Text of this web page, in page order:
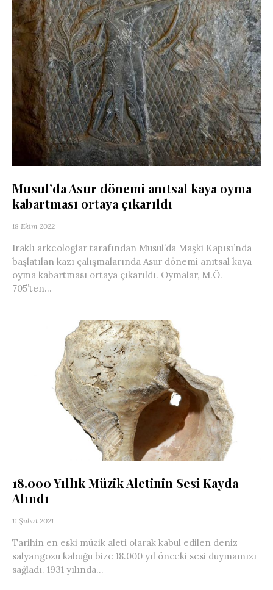
Musul’da Asur dönemi anıtsal kaya oyma
kabartması ortaya çıkarıldı
18 Ekim 2022
Iraklı arkeologlar tarafından Musul’da Maşki Kapısı’nda
başlatılan kazı çalışmalarında Asur dönemi anıtsal kaya
oyma kabartması ortaya çıkarıldı. Oymalar, M.Ö.
705’ten...
18.000 Yıllık Müzik Aletinin Sesi Kayda
Alındı
11 Şubat 2021
Tarihin en eski müzik aleti olarak kabul edilen deniz
salyangozu kabuğu bize 18.000 yıl önceki sesi duymamızı
sağladı. 1931 yılında...